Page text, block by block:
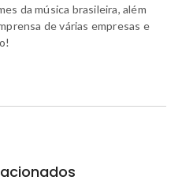
da música brasileira, além
de várias empresas e